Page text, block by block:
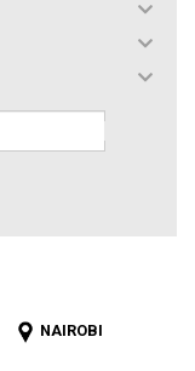
NAIROBI